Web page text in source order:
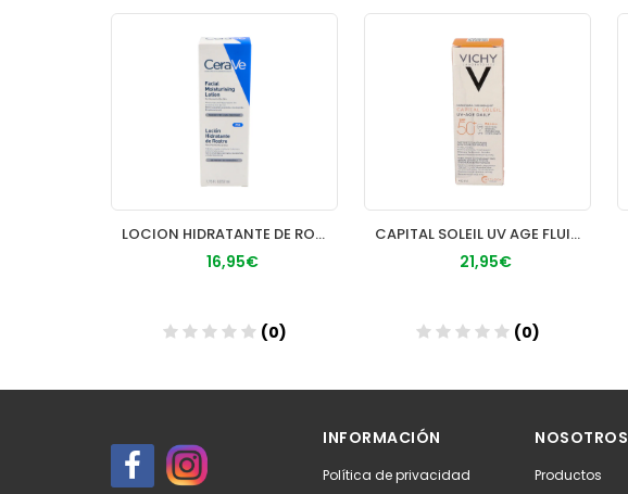
LOCION HIDRATANTE DE ROSTRO PIEL NORMAL CERAVE 1 ENVASE 52 M
16,95€
(0)
CAPITAL SOLEIL UV AGE FLUIDO SPF 50+ 1 FRASCO 50 ml
21,95€
(0)
INFORMACIÓN
Política de privacidad
NOSOTROS
Productos